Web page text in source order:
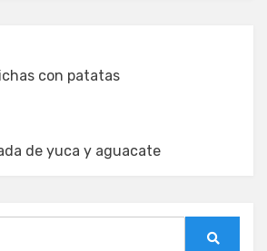
con patatas
de yuca y aguacate